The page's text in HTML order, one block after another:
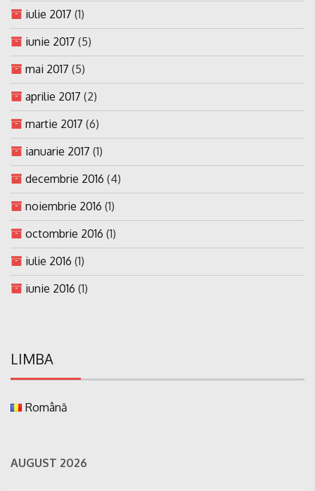
iulie 2017 (1)
iunie 2017 (5)
mai 2017 (5)
aprilie 2017 (2)
martie 2017 (6)
ianuarie 2017 (1)
decembrie 2016 (4)
noiembrie 2016 (1)
octombrie 2016 (1)
iulie 2016 (1)
iunie 2016 (1)
LIMBA
Română
AUGUST 2026